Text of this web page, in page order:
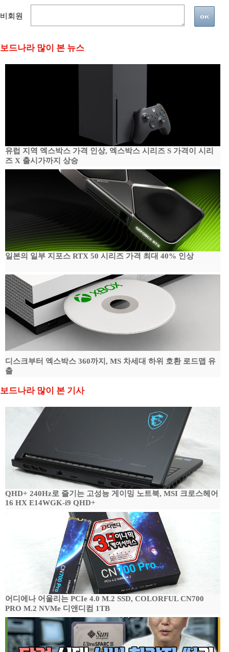
비회원
보드나라 많이 본 뉴스
유럽 지역 엑스박스 가격 인상, 엑스박스 시리즈 S 가격이 시리
즈 X 출시가까지 상승
일본의 일부 지포스 RTX 50 시리즈 가격 최대 40% 인상
디스크부터 엑스박스 360까지, MS 차세대 하위 호환 로드맵 유
출
보드나라 많이 본 기사
QHD+ 240Hz로 즐기는 고성능 게이밍 노트북, MSI 크로스헤어
16 HX E14WGK-i9 QHD+
어디에나 어울리는 PCIe 4.0 M.2 SSD, COLORFUL CN700
PRO M.2 NVMe 디앤디컴 1TB